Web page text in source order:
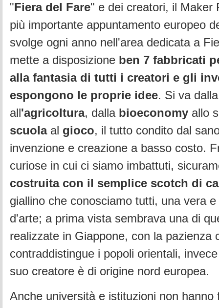
"Fiera del Fare" e dei creatori, il Maker
più importante appuntamento europeo
svolge ogni anno nell'area dedicata a
mette a disposizione ben 7 fabbricati
alla fantasia di tutti i creatori e gli
espongono le proprie idee. Si va dalla
all'agricoltura, dalla bioeconomy allo
scuolaal gioco, il tutto condito dal
invenzione e creazione a basso costo.
curiose in cui ci siamo imbattuti,
costruita con il semplice scotch di
giallino che conosciamo tutti, una vera
d'arte; a prima vista sembrava una di
realizzate in Giappone, con la pazienza
contraddistingue i popoli orientali,
suo creatore è di origine nord europea.
Anche università e istituzioni non hanno